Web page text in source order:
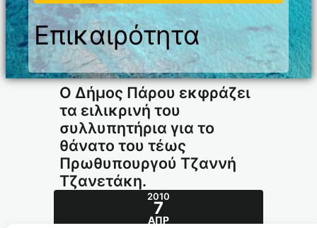
Επικαιρότητα
O Δήμος Πάρου εκφράζει
τα ειλικρινή του
συλλυπητήρια για το
θάνατο του τέως
Πρωθυπουργού Τζαννή
Τζανετάκη.
2010
7
ΑΠΡ